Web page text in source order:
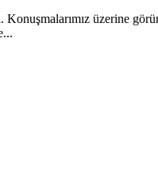
üzerine